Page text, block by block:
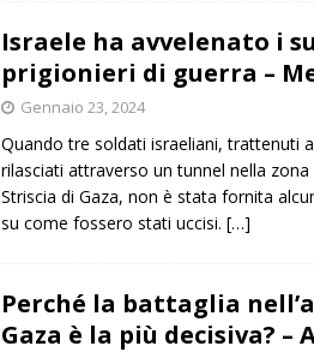
Israele ha avvelenato i
prigionieri di guerra –
Gennaio 23, 2024
Quando tre soldati israeliani, trattenuti
rilasciati attraverso un tunnel nella zona
Striscia di Gaza, non è stata fornita
su come fossero stati uccisi. […]
Perché la battaglia
Gaza è la più decisiva? –